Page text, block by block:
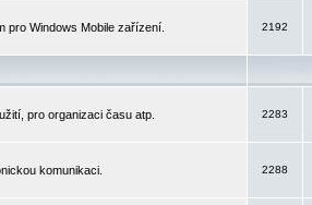
Windows Mobile zařízení.
2192
pro organizaci času atp.
2283
komunikaci.
2288